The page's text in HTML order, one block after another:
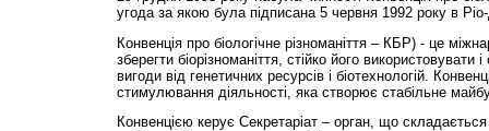
угода за якою була підписана 5 червня 1992 року в
Конвенція про біологічне різноманіття – КБР) - це
зберегти біорізноманіття, стійко його використовувати і
вигоди від генетичних ресурсів і біотехнологій.
стимулювання діяльності, яка створює стабільне
Конвенцією керує Секретаріат – орган, що